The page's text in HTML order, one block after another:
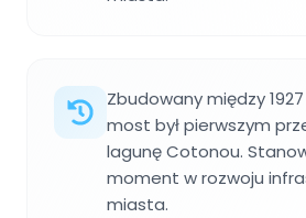
Zbudowany między
most był pierwszym
lagunę Cotonou.
moment w rozwoju
miasta.